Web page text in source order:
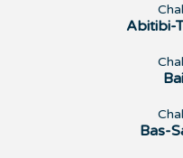
Abitibi-
Bas-